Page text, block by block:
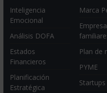
Inteligencia
Emocional
Análisis DOFA
Estados
Financieros
Planificación
Estratégica
Marca
Plan de
PYME
Startups